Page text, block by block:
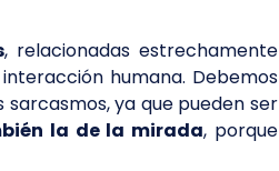
, relacionadas estrechamente
humana. Debemos
sarcasmos, ya que pueden ser
la de la mirada, porque